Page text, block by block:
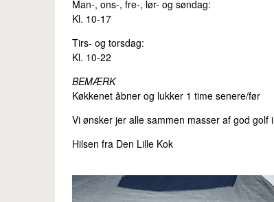
Man-, ons-, fre-, lør- og søndag:
Kl. 10-17
Tirs- og torsdag:
Kl. 10-22
BEMÆRK
Køkkenet åbner og lukker 1 time senere/før
Vi ønsker jer alle sammen masser af god golf
Hilsen fra Den Lille Kok